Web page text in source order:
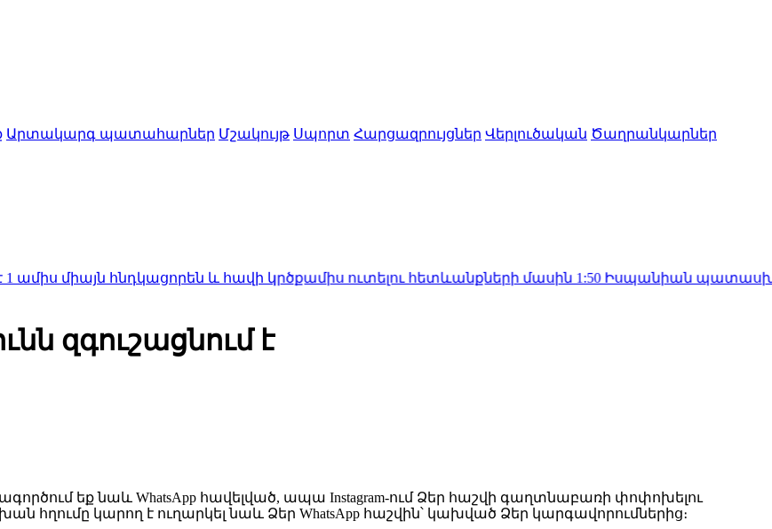
Արտակարգ պատահարներ Մշակույթ Սպորտ Հարցազրույցներ Վերլուծական Ծաղրանկարներ
հնդկացորեն և հավի կրծքամիս ուտելու հետևանքների մասին1:50Իսպանիան պատասխան
զգուշացնում է
եք նաև WhatsApp հավելված, ապա Instagram-ում Ձեր հաշվի գաղտնաբառի փոփոխելու
հղումը կարող է ուղարկել նաև Ձեր WhatsApp հաշվին՝ կախված Ձեր կարգավորումներից։